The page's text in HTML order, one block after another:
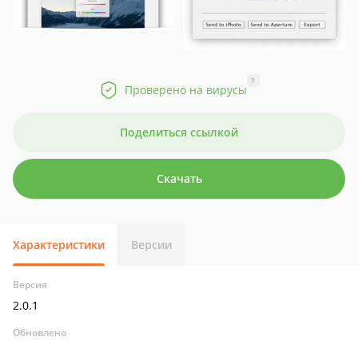
Проверено на вирусы
?
Поделиться ссылкой
Скачать
Характеристики Версии
Версия
2.0.1
Обновлено